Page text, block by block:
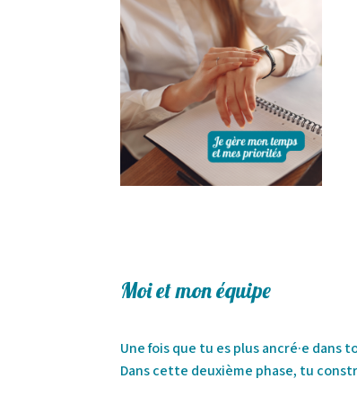
Moi et mon équipe
Une fois que tu es plus ancré·e
Dans cette deuxième phase, tu